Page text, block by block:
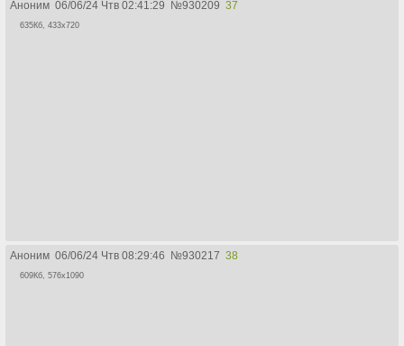
Аноним 06/06/24 Чтв 02:41:29 №930209 37
635Кб, 433x720
Аноним 06/06/24 Чтв 08:29:46 №930217 38
609Кб, 576x1090